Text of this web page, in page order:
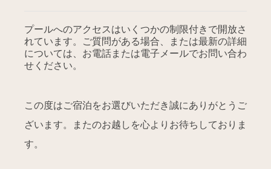
プールへのアクセスはいくつかの制限付きで開放さ
れています。ご質問がある場合、または最新の詳細
については、お電話または電子メールでお問い合わ
せください。
この度はご宿泊をお選びいただき誠にありがとうご
ざいます。またのお越しを心よりお待ちしておりま
す。